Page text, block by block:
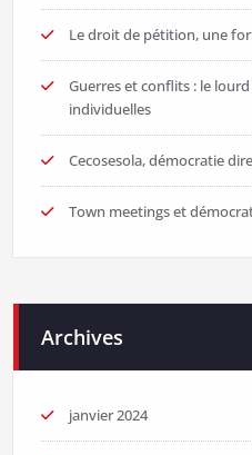
Le droit de pétition, une
Guerres et conflits : le
individuelles
Cecosesola, démocratie
Town meetings et
Archives
janvier 2024